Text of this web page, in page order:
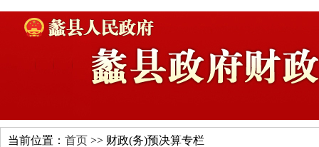
当前位置： 首页 >> 财政(务)预决算专栏